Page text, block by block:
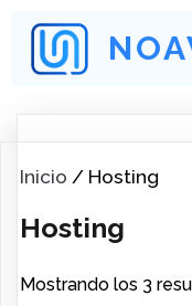
Inicio / Hosting
Hosting
Mostrando los 3